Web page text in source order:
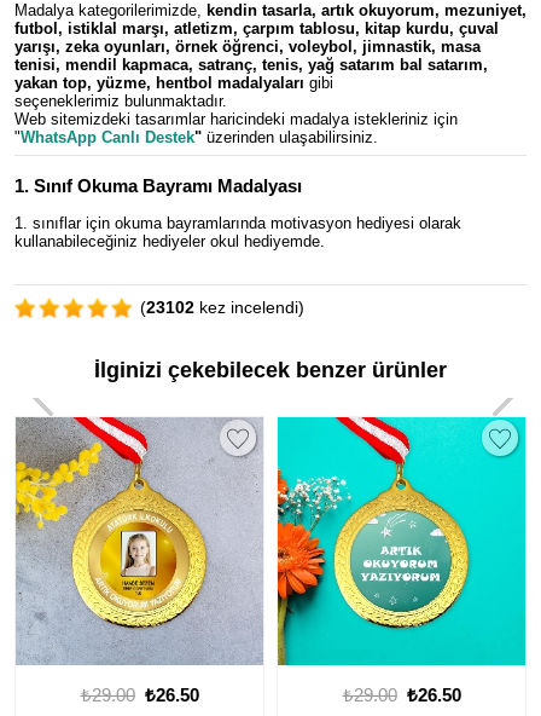
Madalya kategorilerimizde, kendin tasarla, artık okuyorum, mezuniyet,
futbol , istiklal marşı, atletizm, çarpım tablosu, kitap kurdu, çuval
yarışı, zeka oyunları, örnek öğrenci, voleybol , jimnastik, masa
tenisi, mendil kapmaca, satranç, tenis, yağ satarım bal satarım,
yakan top, yüzme, hentbol madalyaları gibi
seçeneklerimiz bulunmaktadır.
Web sitemizdeki tasarımlar haricindeki madalya istekleriniz için
"WhatsApp Canlı Destek" üzerinden ulaşabilirsiniz.
1. Sınıf Okuma Bayramı Madalyası
1. sınıflar için okuma bayramlarında motivasyon hediyesi olarak
kullanabileceğiniz hediyeler okul hediyemde.
(23102 kez incelendi)
İlginizi çekebilecek benzer ürünler
₺29.00 ₺26.50 ₺29.00 ₺26.50